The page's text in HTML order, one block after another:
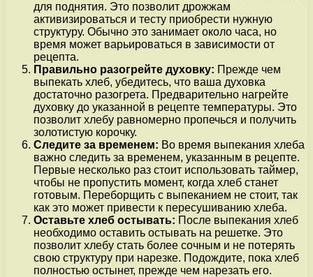
для поднятия. Это позволит дрожжам
активизироваться и тесту приобрести нужную
структуру. Обычно это занимает около часа, но
время может варьироваться в зависимости от
рецепта.
Правильно разогрейте духовку: Прежде чем
выпекать хлеб, убедитесь, что ваша духовка
достаточно разогрета. Предварительно нагрейте
духовку до указанной в рецепте температуры. Это
позволит хлебу равномерно пропечься и получить
золотистую корочку.
Следите за временем: Во время выпекания хлеба
важно следить за временем, указанным в рецепте.
Первые несколько раз стоит использовать таймер,
чтобы не пропустить момент, когда хлеб станет
готовым. Переборщить с выпеканием не стоит, так
как это может привести к пересушиванию хлеба.
Оставьте хлеб остывать: После выпекания хлеб
необходимо оставить остывать на решетке. Это
позволит хлебу стать более сочным и не потерять
свою структуру при нарезке. Подождите, пока хлеб
полностью остынет, прежде чем нарезать его.